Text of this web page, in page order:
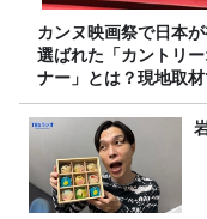
カンヌ映画祭で日本
選ばれた「カントリ
ナー」とは？現地取
選出の意味